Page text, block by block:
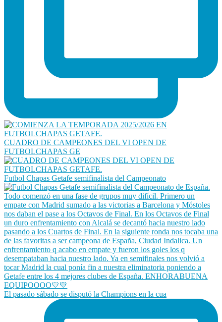
CUADRO DE CAMPEONES DEL VI OPEN DE
FUTBOLCHAPAS GE
Futbol Chapas Getafe semifinalista del Campeonato
El pasado sábado se disputó la Champions en la cua